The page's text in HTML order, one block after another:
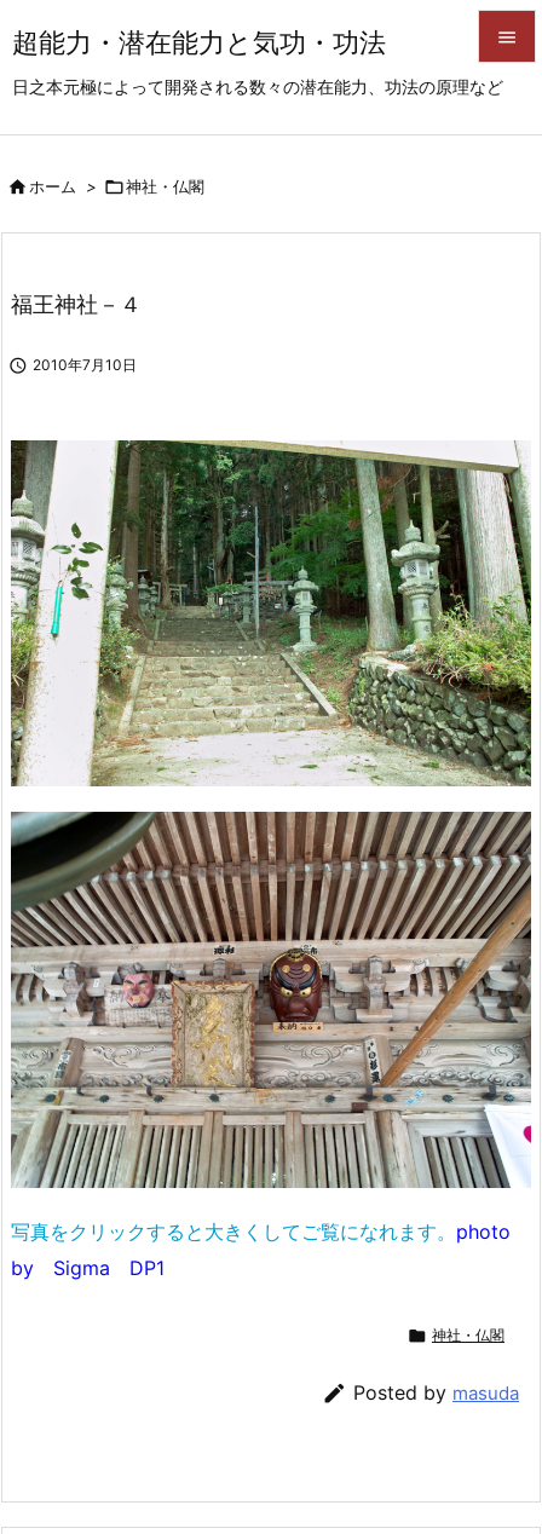
超能力・潜在能力と気功・功法
日之本元極によって開発される数々の潜在能力、功法の原理など


前へ
ホーム > 神社・仏閣
福王神社－４
 2010年7月10日
写真をクリックすると大きくしてご覧になれます。 photo
by Sigma DP1
 神社・仏閣
 Posted by masuda